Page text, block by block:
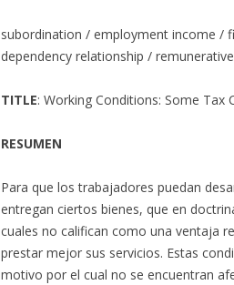
subordination / employment income /
dependency relationship /
TITLE: Working Conditions: Some Tax
RESUMEN
Para que los trabajadores puedan
entregan ciertos bienes, que en
cuales no califican como una ventaja
prestar mejor sus servicios. Estas
motivo por el cual no se encuentran